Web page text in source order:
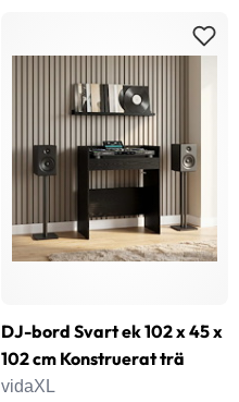
DJ-bord Svart ek 102 x 45 x
102 cm Konstruerat trä
vidaXL